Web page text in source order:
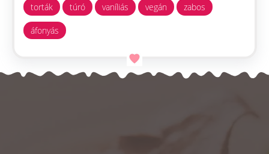
torták túró vaníliás vegán zabos
áfonyás